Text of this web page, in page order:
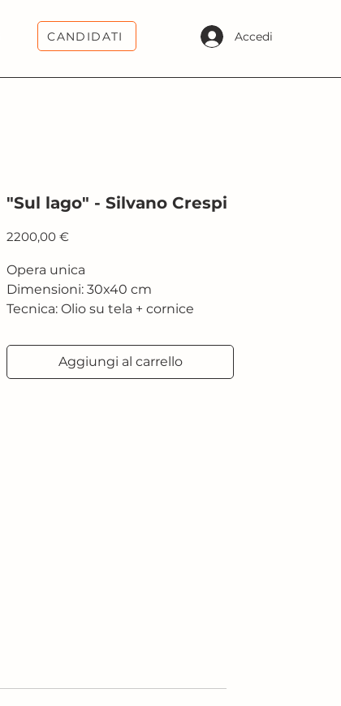
Accedi
CANDIDATI
"Sul lago" - Silvano Crespi
2200,00 €Prezzo
Opera unica
Dimensioni: 30x40 cm
Tecnica: Olio su tela + cornice
Aggiungi al carrello